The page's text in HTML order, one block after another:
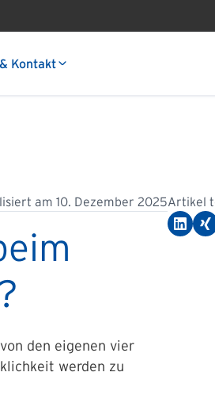
Kontakt
am 10. Dezember 2025
den eigenen vier
werden zu
Artikel